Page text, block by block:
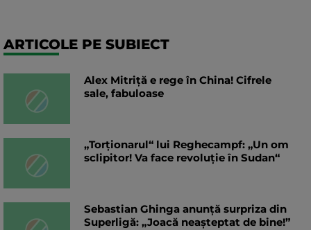
ARTICOLE PE SUBIECT
Alex Mitriță e rege în China! Cifrele
sale, fabuloase
„Torționarul“ lui Reghecampf: „Un om
sclipitor! Va face revoluție în Sudan“
Sebastian Ghinga anunță surpriza din
Superligă: „Joacă neașteptat de bine!”